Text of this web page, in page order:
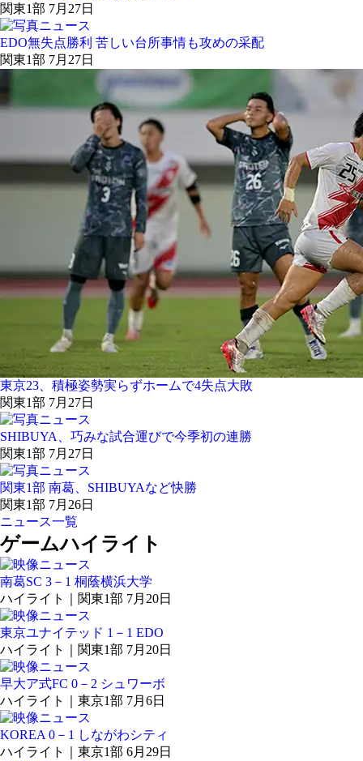
関東1部 7月27日
EDO無失点勝利 苦しい台所事情も攻めの采配
関東1部 7月27日
東京23、積極姿勢実らずホームで4失点大敗
関東1部 7月27日
SHIBUYA、巧みな試合運びで今季初の連勝
関東1部 7月27日
関東1部 南葛、SHIBUYAなど快勝
関東1部 7月26日
ニュース一覧
ゲームハイライト
南葛SC 3－1 桐蔭横浜大学
ハイライト｜関東1部 7月20日
東京ユナイテッド 1－1 EDO
ハイライト｜関東1部 7月20日
早大ア式FC 0－2 シュワーボ
ハイライト｜東京1部 7月6日
KOREA 0－1 しながわシティ
ハイライト｜東京1部 6月29日